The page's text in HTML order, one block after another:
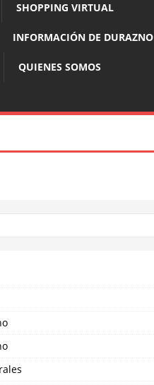
SHOPPING VIRTUAL
INFORMACIÓN DE DURAZNO
QUIENES SOMOS